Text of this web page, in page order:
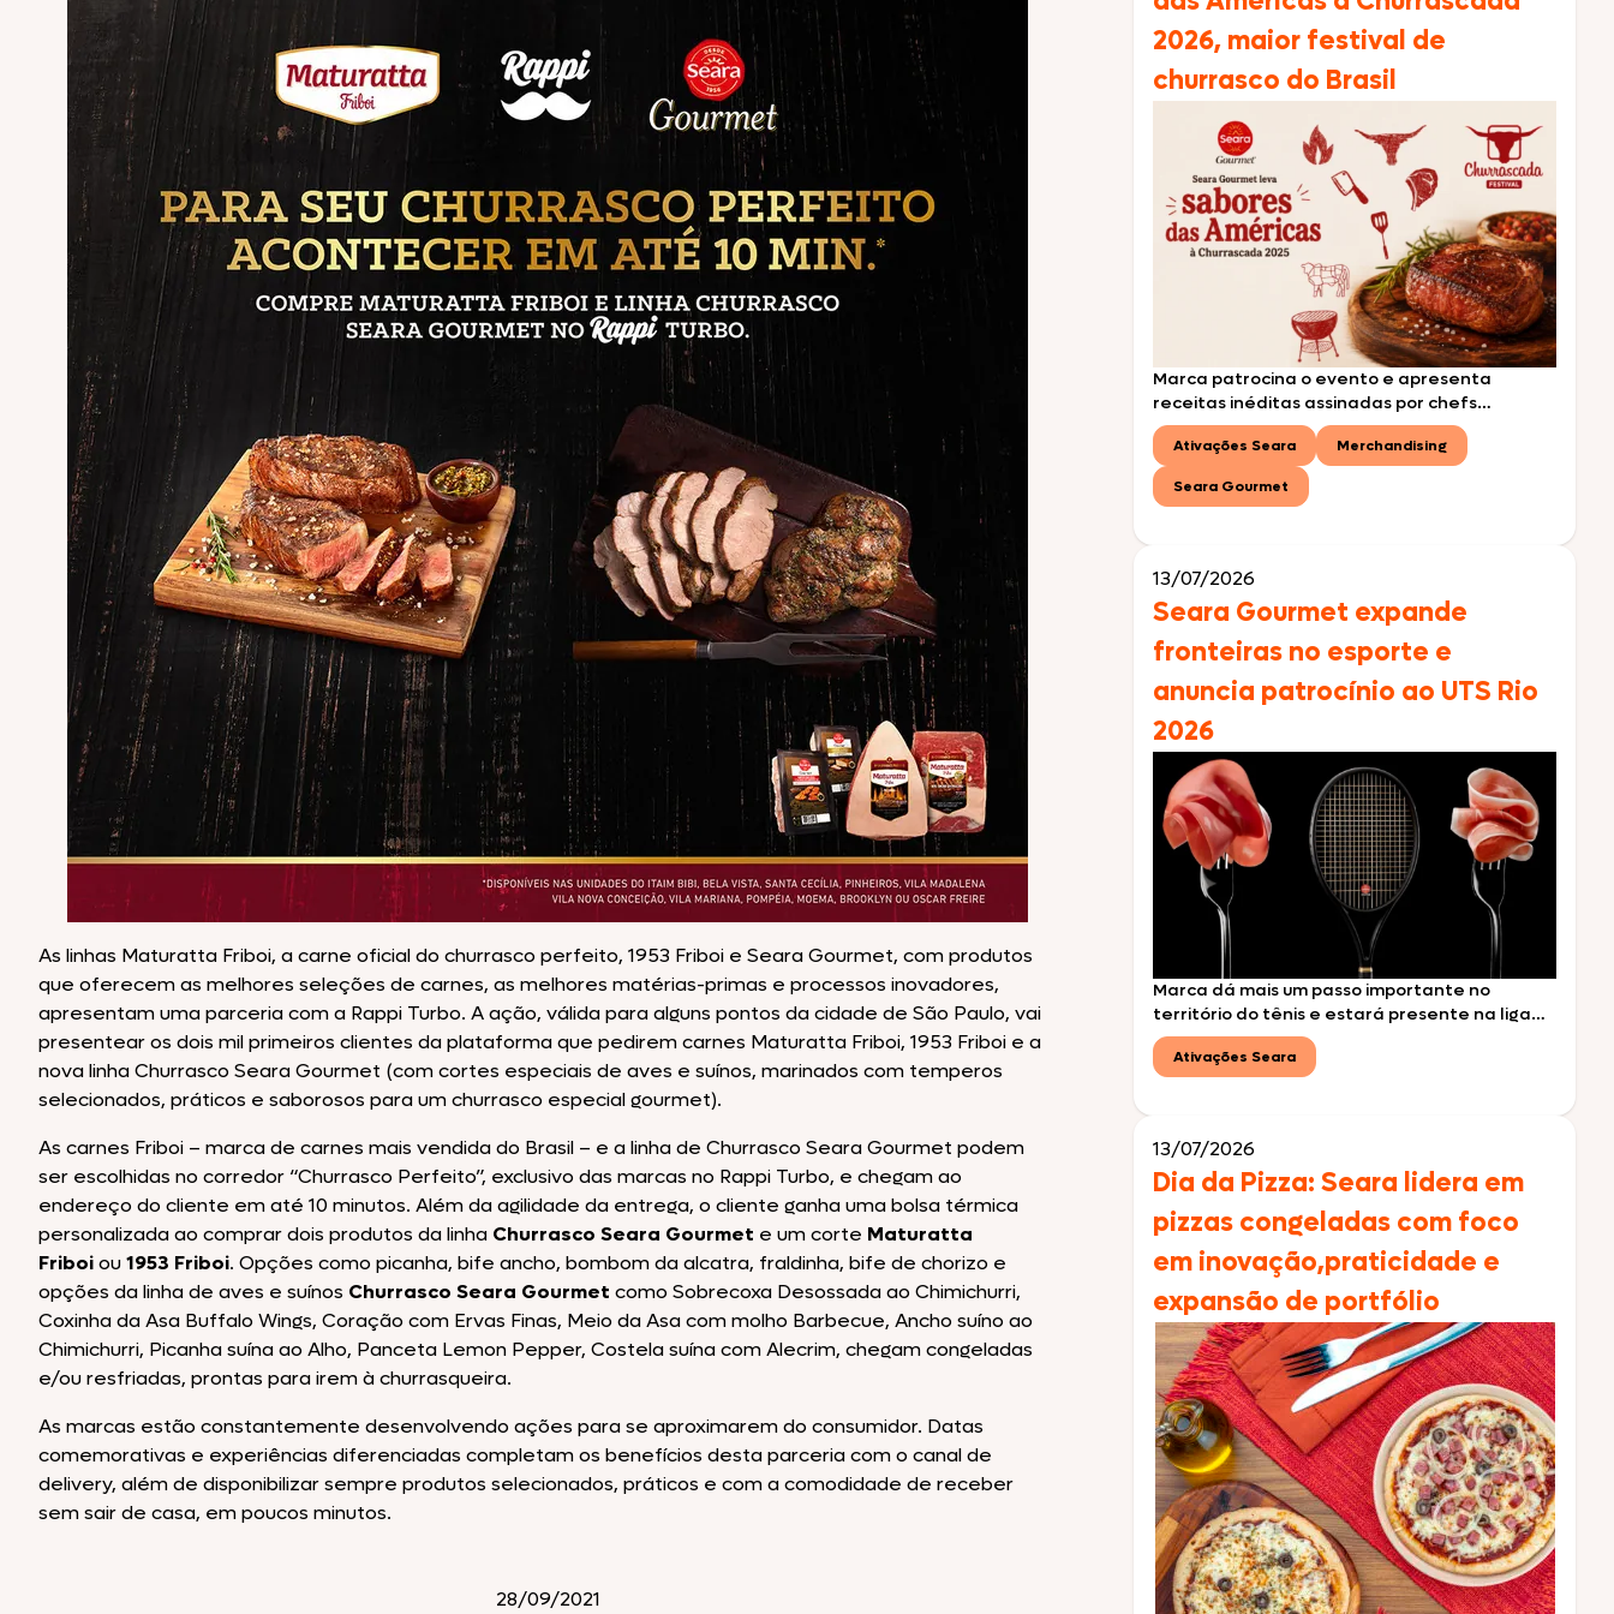
Comemorativos
Salsichas
Hambúrgueres
Lanches
Lasanhas
Margarinas
Peixes e Frutos do Mar
Kibe e Almôndegas
Sobrecoxa
Seara Hot Hit
Seara Assa Fácil
Seara Reserva
Seara
Suculentíssimo
Nhô Bento
Doriana
Delícia
Primor
Tekitos
Seara Kit Festa
Ebooks
As linhas Maturatta Friboi, a carne oficial do churrasco perfeito, 1953 Friboi e Seara Gourmet, com produtos
que oferecem as melhores seleções de carnes, as melhores matérias-primas e processos inovadores,
apresentam uma parceria com a Rappi Turbo. A ação, válida para alguns pontos da cidade de São Paulo, vai
presentear os dois mil primeiros clientes da plataforma que pedirem carnes Maturatta Friboi, 1953 Friboi e a
nova linha Churrasco Seara Gourmet (com cortes especiais de aves e suínos, marinados com temperos
selecionados, práticos e saborosos para um churrasco especial gourmet).
As carnes Friboi – marca de carnes mais vendida do Brasil – e a linha de Churrasco Seara Gourmet podem
ser escolhidas no corredor “Churrasco Perfeito”, exclusivo das marcas no Rappi Turbo, e chegam ao
endereço do cliente em até 10 minutos. Além da agilidade da entrega, o cliente ganha uma bolsa térmica
personalizada ao comprar dois produtos da linha Churrasco Seara Gourmet e um corte Maturatta
Friboiou1953 Friboi. Opções como picanha, bife ancho, bombom da alcatra, fraldinha, bife de chorizo e
opções da linha de aves e suínos Churrasco Seara Gourmet como Sobrecoxa Desossada ao Chimichurri,
Coxinha da Asa Buffalo Wings, Coração com Ervas Finas, Meio da Asa com molho Barbecue, Ancho suíno ao
Chimichurri, Picanha suína ao Alho, Panceta Lemon Pepper, Costela suína com Alecrim, chegam congeladas
e/ou resfriadas, prontas para irem à churrasqueira.
As marcas estão constantemente desenvolvendo ações para se aproximarem do consumidor. Datas
comemorativas e experiências diferenciadas completam os benefícios desta parceria com o canal de
delivery, além de disponibilizar sempre produtos selecionados, práticos e com a comodidade de receber
sem sair de casa, em poucos minutos.
28/09/2021
2026, maior festival de
churrasco do Brasil
Marca patrocina o evento e apresenta
receitas inéditas assinadas por chefs
convidados e reforça sua conexão com o
universo do churrasco premium durante o
maior festival de churrasco do Brasil A Seara
Gourmet marca presença na Churrascada
gastronômica inspirada no conceito “Fogo […]
Ativações Seara Merchandising
Seara Gourmet
13/07/2026
Seara Gourmet expande
fronteiras no esporte e
anuncia patrocínio ao UTS Rio
2026
Marca dá mais um passo importante no
território do tênis e estará presente na liga
que desembarca pela primeira vez no Brasil
com astros internacionais da modalidade São
ao anunciar o patrocínio oficial ao […]
Ativações Seara
13/07/2026
Dia da Pizza: Seara lidera em
pizzas congeladas com foco
em inovação,praticidade e
expansão de portfólio